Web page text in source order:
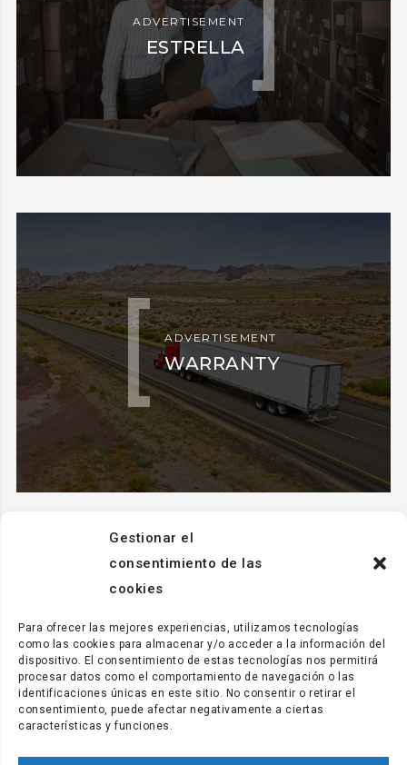
Gestionar el
consentimiento de las
cookies
Para ofrecer las mejores experiencias, utilizamos tecnologías
como las cookies para almacenar y/o acceder a la información del
dispositivo. El consentimiento de estas tecnologías nos permitirá
procesar datos como el comportamiento de navegación o las
identificaciones únicas en este sitio. No consentir o retirar el
consentimiento, puede afectar negativamente a ciertas
características y funciones.
ADVERTISEMENT
ESTRELLA
ADVERTISEMENT
WARRANTY